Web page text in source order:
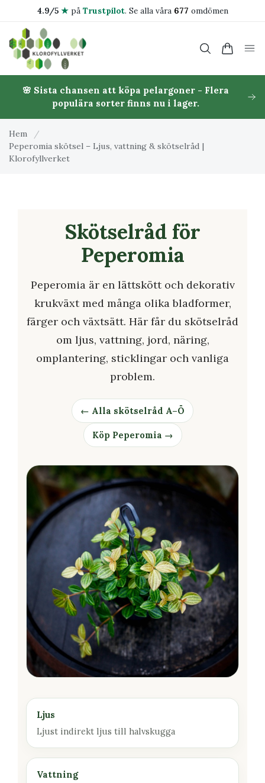
4.9/5 ★på Trustpilot. Se alla våra 677 omdömen
🌸 Sista chansen att köpa pelargoner - Flera
populära sorter finns nu i lager.
Hem
/
Peperomia skötsel – Ljus, vattning & skötselråd |
Klorofyllverket
Skötselråd för
Peperomia
Peperomia är en lättskött och dekorativ
krukväxt med många olika bladformer,
färger och växtsätt. Här får du skötselråd
om ljus, vattning, jord, näring,
omplantering, sticklingar och vanliga
problem.
← Alla skötselråd A–Ö
Köp Peperomia →
Ljus
Ljust indirekt ljus till halvskugga
Vattning